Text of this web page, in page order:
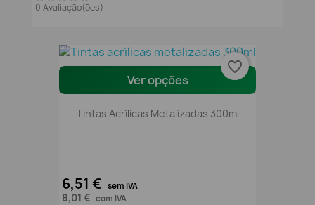
0 Avaliação(ões)
Ver opções
Tintas Acrílicas Metalizadas 300ml
6,51 € sem IVA
8,01 € com IVA
favorite_border